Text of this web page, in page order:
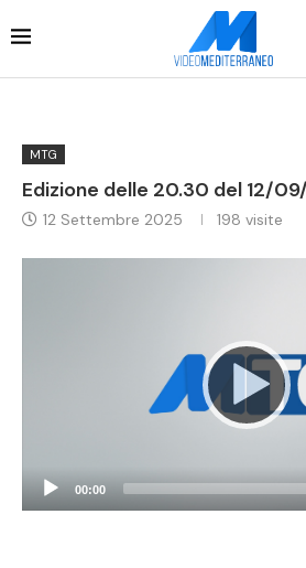
MTG
Edizione delle 20.30 del 12/
12 Settembre 2025 198 visite
00:00